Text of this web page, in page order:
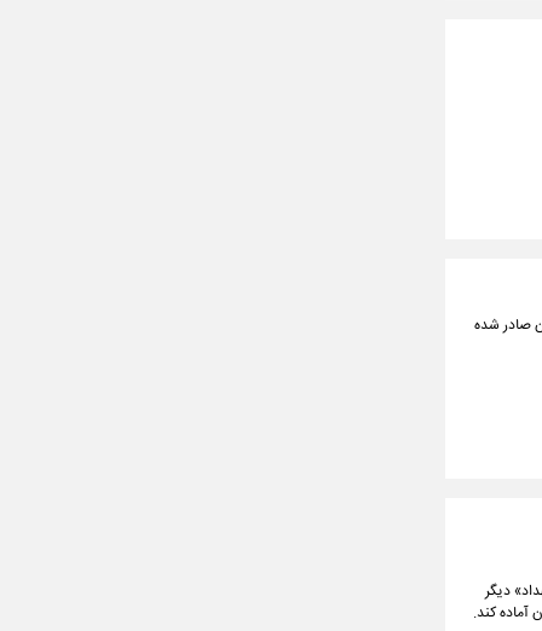
صادر شده
دیگر
آماده کند.